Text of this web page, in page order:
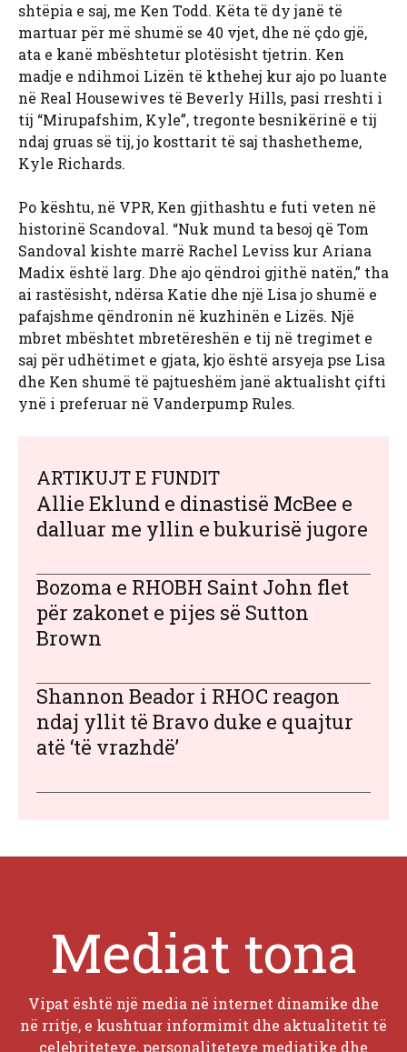
shtëpia e saj, me Ken Todd. Këta të dy janë të
martuar për më shumë se 40 vjet, dhe në çdo gjë,
ata e kanë mbështetur plotësisht tjetrin. Ken
madje e ndihmoi Lizën të kthehej kur ajo po luante
në Real Housewives të Beverly Hills, pasi rreshti i
tij “Mirupafshim, Kyle”, tregonte besnikërinë e tij
ndaj gruas së tij, jo kosttarit të saj thashetheme,
Kyle Richards.
Po kështu, në VPR, Ken gjithashtu e futi veten në
historinë Scandoval. “Nuk mund ta besoj që Tom
Sandoval kishte marrë Rachel Leviss kur Ariana
Madix është larg. Dhe ajo qëndroi gjithë natën,” tha
ai rastësisht, ndërsa Katie dhe një Lisa jo shumë e
pafajshme qëndronin në kuzhinën e Lizës. Një
mbret mbështet mbretëreshën e tij në tregimet e
saj për udhëtimet e gjata, kjo është arsyeja pse Lisa
dhe Ken shumë të pajtueshëm janë aktualisht çifti
ynë i preferuar në Vanderpump Rules.
ARTIKUJT E FUNDIT
Allie Eklund e dinastisë McBee e
dalluar me yllin e bukurisë jugore
Bozoma e RHOBH Saint John flet
për zakonet e pijes së Sutton
Brown
Shannon Beador i RHOC reagon
ndaj yllit të Bravo duke e quajtur
atë ‘të vrazhdë’
Mediat tona
Vipat është një media në internet dinamike dhe
në rritje, e kushtuar informimit dhe aktualitetit të
celebriteteve, personaliteteve mediatike dhe